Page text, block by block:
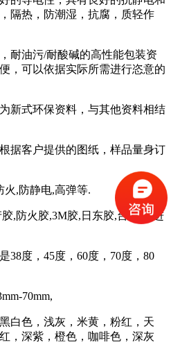
，隔热，防潮湿，抗腐，质轻作
，耐油污/耐酸碱的高性能包装资
，可以依据实际所需进行恣意的
环保资料，与其他资料相结
客户提供的图纸，样品量身订
,防静电,高弹等.
防火胶,3M胶,日东胶,台湾胶,进
，45度，60度，70度，80
70mm,
，浅灰，米黄，粉红，天
，深紫，橙色，咖啡色，深灰